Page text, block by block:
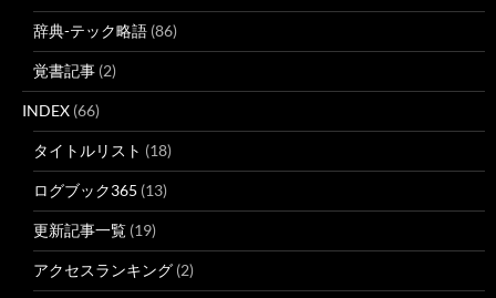
辞典-テック略語 (86)
覚書記事 (2)
INDEX (66)
タイトルリスト (18)
ログブック365 (13)
更新記事一覧 (19)
アクセスランキング (2)